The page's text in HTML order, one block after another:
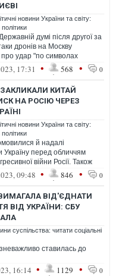
новини України та світу:
думі після другої за
дронів на Москву
удар "по символах
17:31 • 568 • 0
ЗАКЛИКАЛИ КИТАЙ
НА РОСІЮ ЧЕРЕЗ
новини України та світу:
й надалі
Україну перед обличчям
війни Росії. Також
Китай тиснути на країну-
09:48 • 846 • 0
ВІД'ЄДНАТИ
ВІД УКРАЇНИ: СБУ
суспільства: читати соціальні
ставилась до
16:14 • 1129 • 0